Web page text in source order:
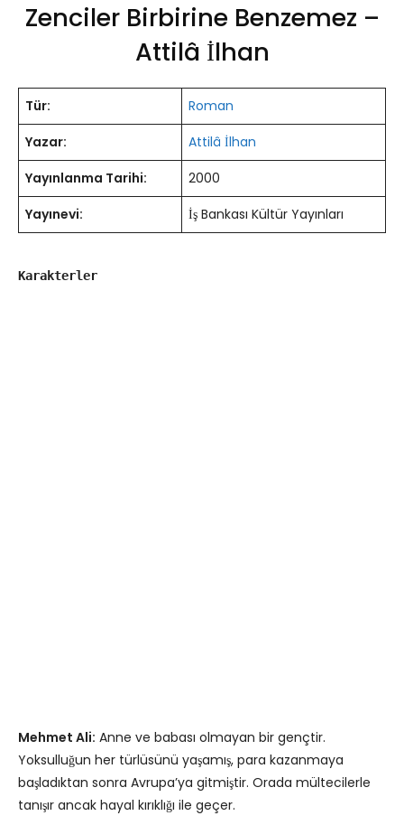
Zenciler Birbirine Benzemez –
Attilâ İlhan
Tür:
Roman
Yazar:
Attilâ İlhan
Yayınlanma Tarihi:
2000
Yayınevi:
İş Bankası Kültür Yayınları
Karakterler
Mehmet Ali: Anne ve babası olmayan bir gençtir.
Yoksulluğun her türlüsünü yaşamış, para kazanmaya
başladıktan sonra Avrupa’ya gitmiştir. Orada mültecilerle
tanışır ancak hayal kırıklığı ile geçer.